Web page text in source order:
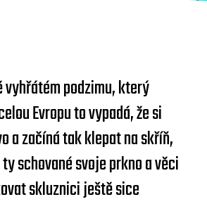
vyhřátém podzimu, který
Evropu to vypadá, že si
a začíná tak klepat na skříň,
schované svoje prkno a věci
skluznici ještě sice